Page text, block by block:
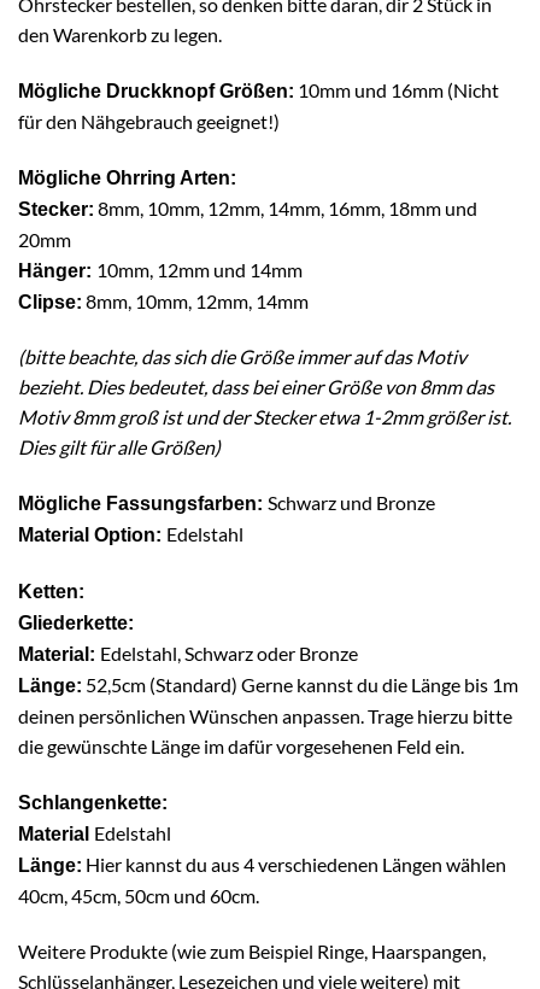
den Warenkorb zu legen.
Mögliche Druckknopf Größen: 10mm und 16mm (Nicht
für den Nähgebrauch geeignet!)
Mögliche Ohrring Arten:
Stecker: 8mm, 10mm, 12mm, 14mm, 16mm, 18mm und
20mm
Hänger: 10mm, 12mm und 14mm
Clipse: 8mm, 10mm, 12mm, 14mm
(bitte beachte, das sich die Größe immer auf das Motiv
bezieht. Dies bedeutet, dass bei einer Größe von 8mm das
Motiv 8mm groß ist und der Stecker etwa 1-2mm größer ist.
Dies gilt für alle Größen)
Mögliche Fassungsfarben: Schwarz und Bronze
Material Option: Edelstahl
Ketten:
Gliederkette:
Material: Edelstahl, Schwarz oder Bronze
Länge: 52,5cm (Standard) Gerne kannst du die Länge bis 1m
deinen persönlichen Wünschen anpassen. Trage hierzu bitte
die gewünschte Länge im dafür vorgesehenen Feld ein.
Schlangenkette:
Material Edelstahl
Länge: Hier kannst du aus 4 verschiedenen Längen wählen
40cm, 45cm, 50cm und 60cm.
Weitere Produkte (wie zum Beispiel Ringe, Haarspangen,
Schlüsselanhänger, Lesezeichen und viele weitere) mit